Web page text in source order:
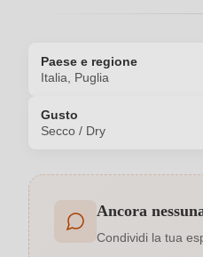
Paese e regione
Italia, Puglia
Gusto
Secco / Dry
Colore dell'uva
Formato
Ancora
Condividi la tua